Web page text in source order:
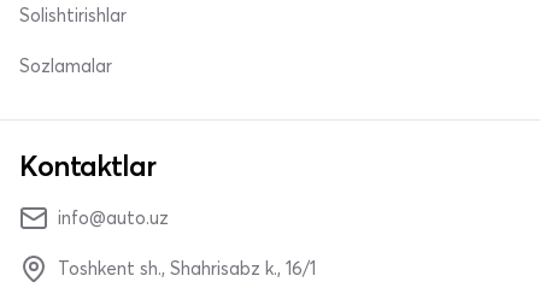
Solishtirishlar
Sozlamalar
Kontaktlar
info@auto.uz
Toshkent sh., Shahrisabz k., 16/1